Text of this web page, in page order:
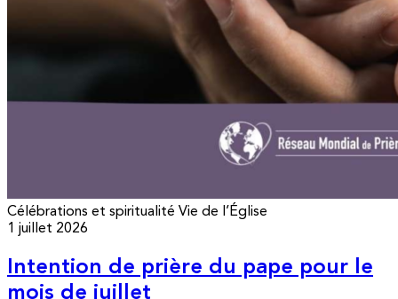
Célébrations et spiritualité Vie de l’Église
1 juillet 2026
Intention de prière du pape pour le
mois de juillet